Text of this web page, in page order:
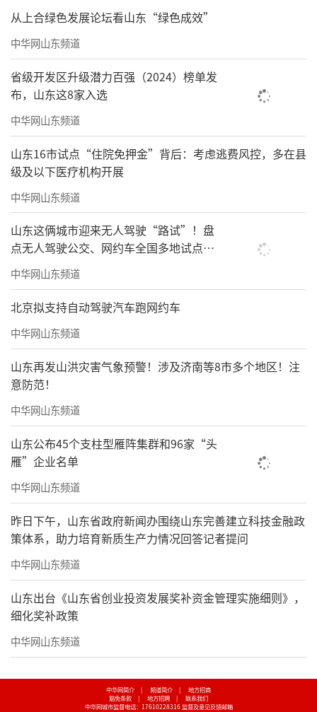
从上合绿色发展论坛看山东“绿色成效”
中华网山东频道
省级开发区升级潜力百强（2024）榜单发
布，山东这8家入选
中华网山东频道
山东16市试点“住院免押金”背后：考虑逃费风控，多在县
级及以下医疗机构开展
中华网山东频道
山东这俩城市迎来无人驾驶“路试”！盘
点无人驾驶公交、网约车全国多地试点之
路
中华网山东频道
北京拟支持自动驾驶汽车跑网约车
中华网山东频道
山东再发山洪灾害气象预警！涉及济南等8市多个地区！注
意防范！
中华网山东频道
山东公布45个支柱型雁阵集群和96家“头
雁”企业名单
中华网山东频道
昨日下午，山东省政府新闻办围绕山东完善建立科技金融政
策体系，助力培育新质生产力情况回答记者提问
中华网山东频道
山东出台《山东省创业投资发展奖补资金管理实施细则》，
细化奖补政策
中华网山东频道
中华网简介 | 频道简介 |
地方招商
豁免条款
| 地方招聘 |
联系我们
中华网城市监督电话：17610228316 监督及意见反馈邮箱